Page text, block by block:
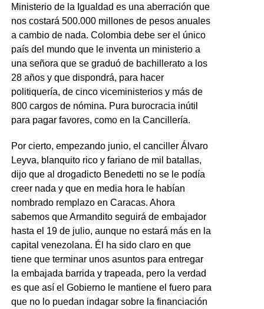
Ministerio de la Igualdad es una aberración que
nos costará 500.000 millones de pesos anuales
a cambio de nada. Colombia debe ser el único
país del mundo que le inventa un ministerio a
una señora que se graduó de bachillerato a los
28 años y que dispondrá, para hacer
politiquería, de cinco viceministerios y más de
800 cargos de nómina. Pura burocracia inútil
para pagar favores, como en la Cancillería.
Por cierto, empezando junio, el canciller Álvaro
Leyva, blanquito rico y fariano de mil batallas,
dijo que al drogadicto Benedetti no se le podía
creer nada y que en media hora le habían
nombrado remplazo en Caracas. Ahora
sabemos que Armandito seguirá de embajador
hasta el 19 de julio, aunque no estará más en la
capital venezolana. Él ha sido claro en que
tiene que terminar unos asuntos para entregar
la embajada barrida y trapeada, pero la verdad
es que así el Gobierno le mantiene el fuero para
que no lo puedan indagar sobre la financiación